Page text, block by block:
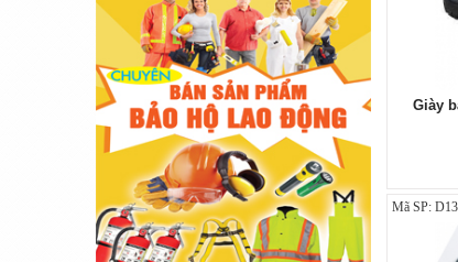
Giày
Mã SP: D13